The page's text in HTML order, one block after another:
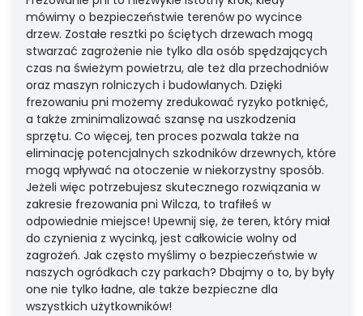
mówimy o bezpieczeństwie terenów po wycince
drzew. Zostałe resztki po ściętych drzewach mogą
stwarzać zagrożenie nie tylko dla osób spędzających
czas na świeżym powietrzu, ale też dla przechodniów
oraz maszyn rolniczych i budowlanych. Dzięki
frezowaniu pni możemy zredukować ryzyko potknięć,
a także zminimalizować szansę na uszkodzenia
sprzętu. Co więcej, ten proces pozwala także na
eliminację potencjalnych szkodników drzewnych, które
mogą wpływać na otoczenie w niekorzystny sposób.
Jeżeli więc potrzebujesz skutecznego rozwiązania w
zakresie frezowania pni Wilcza, to trafiłeś w
odpowiednie miejsce! Upewnij się, że teren, który miał
do czynienia z wycinką, jest całkowicie wolny od
zagrożeń. Jak często myślimy o bezpieczeństwie w
naszych ogródkach czy parkach? Dbajmy o to, by były
one nie tylko ładne, ale także bezpieczne dla
wszystkich użytkowników!